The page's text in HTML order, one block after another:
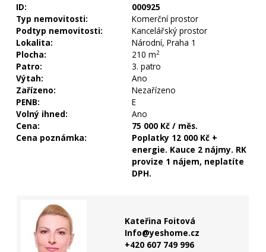
ID:
000925
Typ nemovitosti:
Komerční prostor
Podtyp nemovitosti:
Kancelářský prostor
Lokalita:
Národní, Praha 1
Plocha:
210 m2
Patro:
3. patro
Výtah:
Ano
Zařízeno:
Nezařízeno
PENB:
E
Volný ihned:
Ano
Cena:
75 000 Kč / měs.
Cena poznámka:
Poplatky 12 000 Kč +
energie. Kauce 2 nájmy. RK
provize 1 nájem, neplatíte
DPH.
Kateřina Foitová
Info@yeshome.cz
+420 607 749 996